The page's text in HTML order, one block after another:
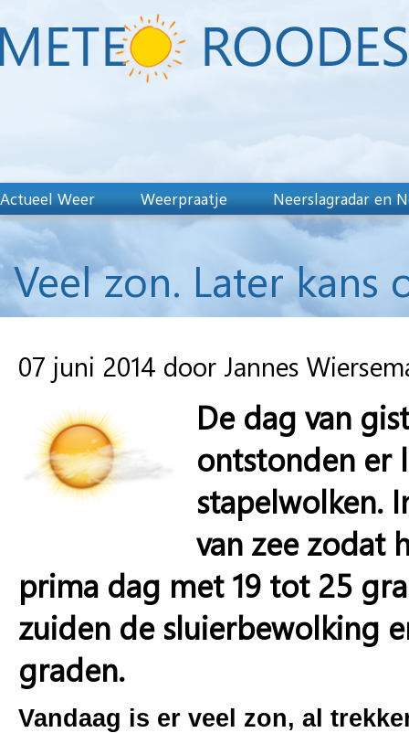
Actueel Weer Weerpraatje Neerslagradar en
Veel zon. Later kans
07 juni 2014 door Jannes
De dag van
ontstonden er
stapelwolken.
van zee zodat
prima dag met 19 tot 25
zuiden de sluierbewolking
graden.
Vandaag is er veel zon, al